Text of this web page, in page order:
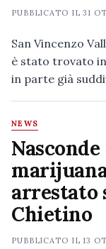
PUBBLICATO IL31
San Vincenzo
è stato trovato
in parte già
NEWS
arrestato
Chietino
PUBBLICATO IL13